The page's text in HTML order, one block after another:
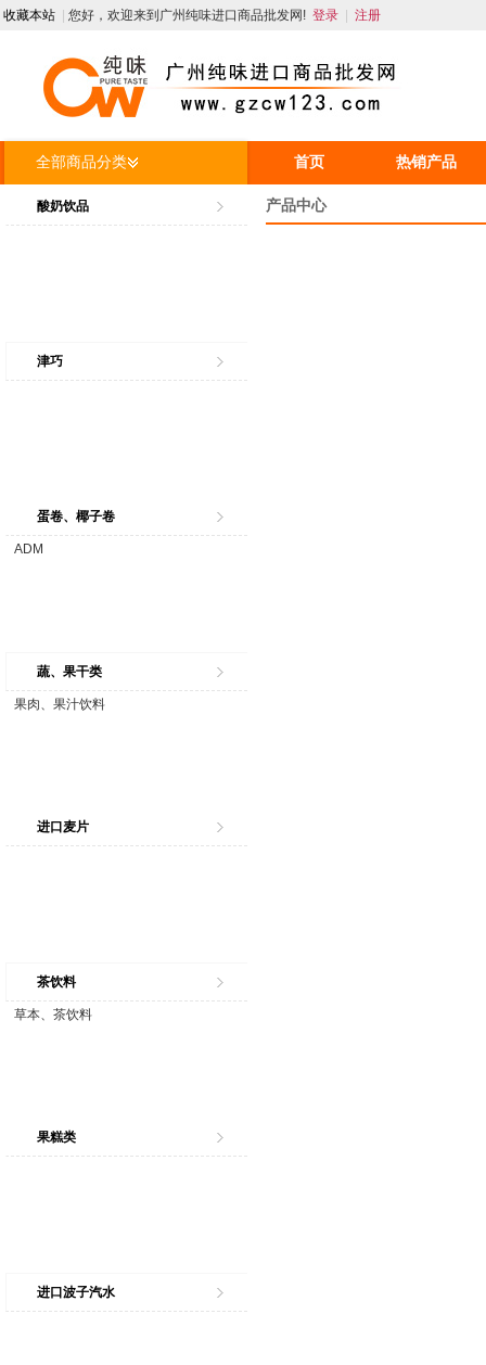
收藏本站 您好，欢迎来到广州纯味进口商品批发网! 登录 注册
全部商品分类
酸奶饮品
津巧
蛋卷、椰子卷
ADM
蔬、果干类
果肉、果汁饮料
进口麦片
茶饮料
草本、茶饮料
果糕类
进口波子汽水
首页 热销产品
人才招聘
产品中心